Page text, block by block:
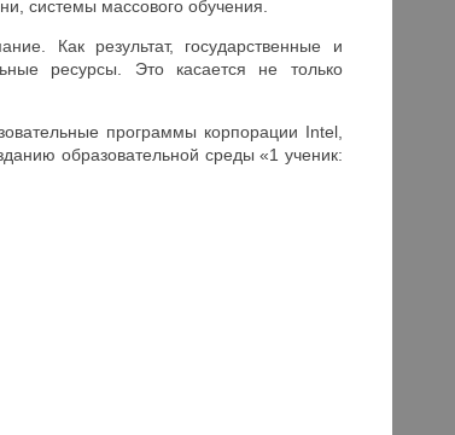
системы массового обучения.
Как результат, государственные и
ресурсы. Это касается не только
программы корпорации Intel,
образовательной среды «1 ученик: